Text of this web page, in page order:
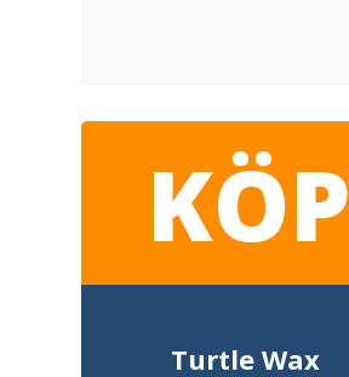
KÖP
Turtle Wax